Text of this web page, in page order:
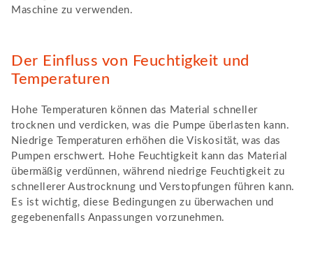
Maschine zu verwenden.
Der Einfluss von Feuchtigkeit und
Temperaturen
Hohe Temperaturen können das Material schneller
trocknen und verdicken, was die Pumpe überlasten kann.
Niedrige Temperaturen erhöhen die Viskosität, was das
Pumpen erschwert. Hohe Feuchtigkeit kann das Material
übermäßig verdünnen, während niedrige Feuchtigkeit zu
schnellerer Austrocknung und Verstopfungen führen kann.
Es ist wichtig, diese Bedingungen zu überwachen und
gegebenenfalls Anpassungen vorzunehmen.